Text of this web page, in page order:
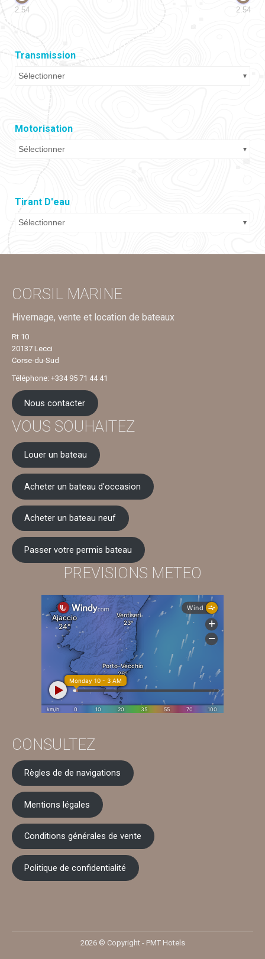
2.54 2.54
Transmission
Sélectionner
Motorisation
Sélectionner
Tirant D'eau
Sélectionner
CORSIL MARINE
Hivernage, vente et location de bateaux
Rt 10
20137 Lecci
Corse-du-Sud
Téléphone: +334 95 71 44 41
Nous contacter
VOUS SOUHAITEZ
Louer un bateau
Acheter un bateau d'occasion
Acheter un bateau neuf
Passer votre permis bateau
PREVISIONS METEO
CONSULTEZ
Règles de de navigations
Mentions légales
Conditions générales de vente
Politique de confidentialité
2026 © Copyright - PMT Hotels